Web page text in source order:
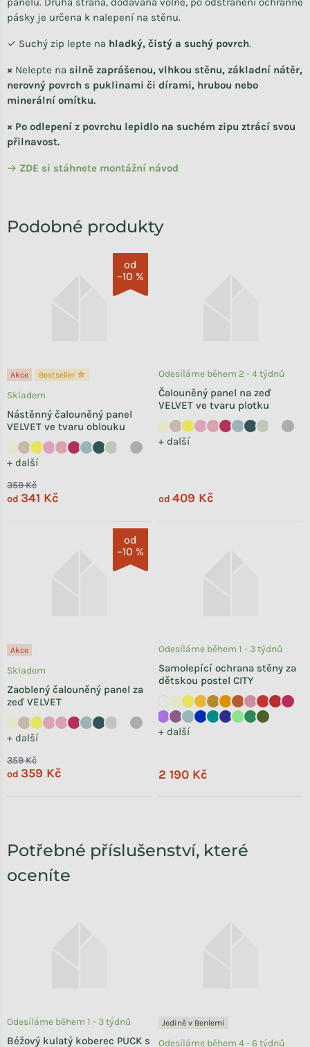
pásky je určena k nalepení na stěnu.
✓ Suchý zip lepte na hladký, čistý a suchý povrch.
× Nelepte na silně zaprášenou, vlhkou stěnu, základní nátěr,
nerovný povrch s puklinami či dírami, hrubou nebo
minerální omítku.
× Po odlepení z povrchu lepidlo na suchém zipu ztrácí svou
přilnavost.
→ ZDE si stáhnete montážní návod
od
–10 %
Akce Bestseller ☆
Nástěnný čalouněný panel
VELVET ve tvaru oblouku
+ další
Skladem
359 Kč
od 341 Kč
Čalouněný panel na zeď
VELVET ve tvaru plotku
+ další
Odesíláme během 2 - 4 týdnů
od 409 Kč
od
–10 %
Akce
Zaoblený čalouněný panel za
zeď VELVET
+ další
Skladem
359 Kč
od 359 Kč
Samolepící ochrana stěny za
dětskou postel CITY
+ další
Odesíláme během 1 - 3 týdnů
2 190 Kč
Potřebné příslušenství, které
oceníte
Béžový kulatý koberec PUCK s
Odesíláme během 1 - 3 týdnů Jedině v Benlemi
Odesíláme během 4 - 6 týdnů